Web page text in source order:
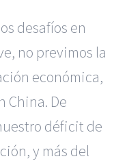
desafíos en
no previmos la
económica,
China. De
déficit de
y más del